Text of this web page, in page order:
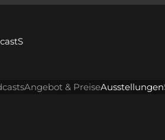
Angebot & PreiseAusstellungen